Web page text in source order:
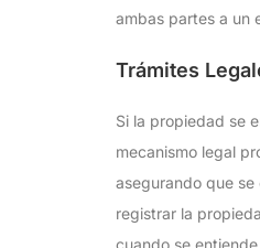
ambas partes a un
Trámites
Si la propiedad se
mecanismo legal
asegurando que
registrar la
cuando se